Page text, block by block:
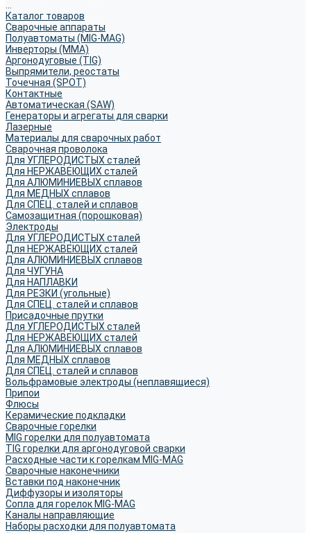
Каталог товаров
Сварочные аппараты
Полуавтоматы (MIG-MAG)
Инверторы (MMA)
Аргонодуговые (TIG)
Выпрямители, реостаты
Точечная (SPOT)
Контактные
Автоматическая (SAW)
Генераторы и агрегаты для сварки
Лазерные
Материалы для сварочных работ
Сварочная проволока
Для УГЛЕРОДИСТЫХ сталей
Для НЕРЖАВЕЮЩИХ сталей
Для АЛЮМИНИЕВЫХ сплавов
Для МЕДНЫХ сплавов
Для СПЕЦ. сталей и сплавов
Самозащитная (порошковая)
Электроды
Для УГЛЕРОДИСТЫХ сталей
Для НЕРЖАВЕЮЩИХ сталей
Для АЛЮМИНИЕВЫХ сплавов
Для ЧУГУНА
Для НАПЛАВКИ
Для РЕЗКИ (угольные)
Для СПЕЦ. сталей и сплавов
Присадочные прутки
Для УГЛЕРОДИСТЫХ сталей
Для НЕРЖАВЕЮЩИХ сталей
Для АЛЮМИНИЕВЫХ сплавов
Для МЕДНЫХ сплавов
Для СПЕЦ. сталей и сплавов
Вольфрамовые электроды (неплавящиеся)
Припои
Флюсы
Керамические подкладки
Сварочные горелки
MIG горелки для полуавтомата
TIG горелки для аргонодуговой сварки
Расходные части к горелкам MIG-MAG
Сварочные наконечники
Вставки под наконечник
Диффузоры и изоляторы
Сопла для горелок MIG-MAG
Каналы направляющие
Наборы расходки для полуавтомата